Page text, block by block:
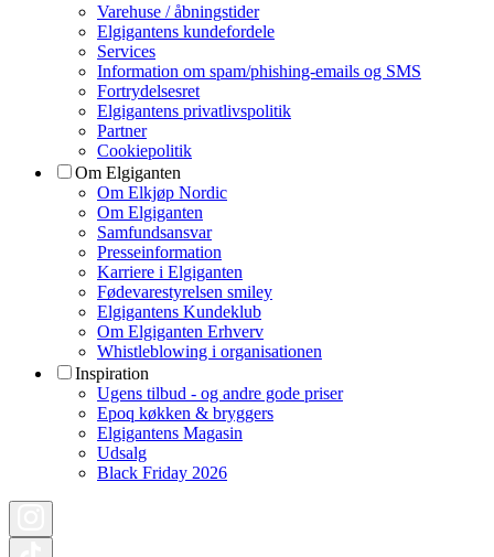
Varehuse / åbningstider
Elgigantens kundefordele
Services
Information om spam/phishing-emails og SMS
Fortrydelsesret
Elgigantens privatlivspolitik
Partner
Cookiepolitik
Om Elgiganten
Om Elkjøp Nordic
Om Elgiganten
Samfundsansvar
Presseinformation
Karriere i Elgiganten
Fødevarestyrelsen smiley
Elgigantens Kundeklub
Om Elgiganten Erhverv
Whistleblowing i organisationen
Inspiration
Ugens tilbud - og andre gode priser
Epoq køkken & bryggers
Elgigantens Magasin
Udsalg
Black Friday 2026